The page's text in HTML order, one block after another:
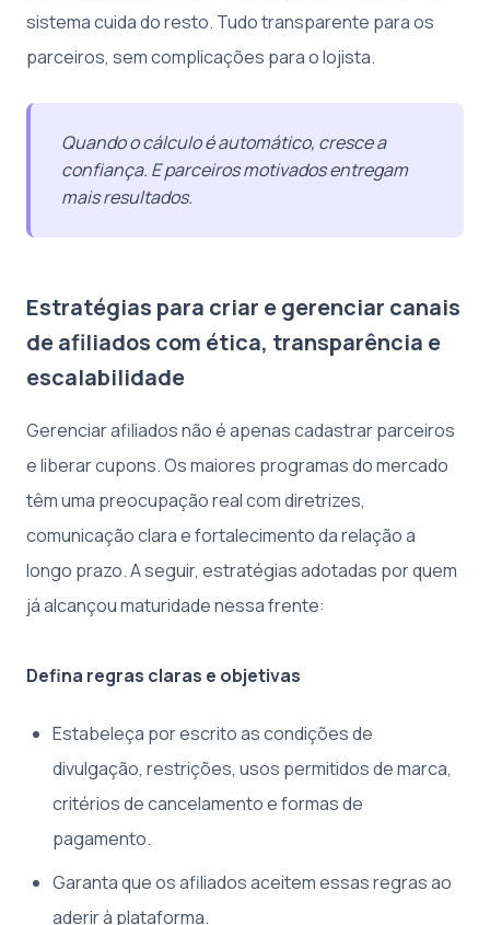
sistema cuida do resto. Tudo transparente para os
parceiros, sem complicações para o lojista.
Quando o cálculo é automático, cresce a
confiança. E parceiros motivados entregam
mais resultados.
Estratégias para criar e gerenciar canais
de afiliados com ética, transparência e
escalabilidade
Gerenciar afiliados não é apenas cadastrar parceiros
e liberar cupons. Os maiores programas do mercado
têm uma preocupação real com diretrizes,
comunicação clara e fortalecimento da relação a
longo prazo. A seguir, estratégias adotadas por quem
já alcançou maturidade nessa frente:
Defina regras claras e objetivas
Estabeleça por escrito as condições de
divulgação, restrições, usos permitidos de marca,
critérios de cancelamento e formas de
pagamento.
Garanta que os afiliados aceitem essas regras ao
aderir à plataforma.